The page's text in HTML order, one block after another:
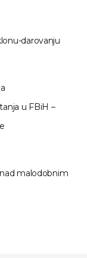
darovanju
u FBiH –
malodobnim